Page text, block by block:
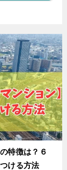
特徴は？６
ける方法